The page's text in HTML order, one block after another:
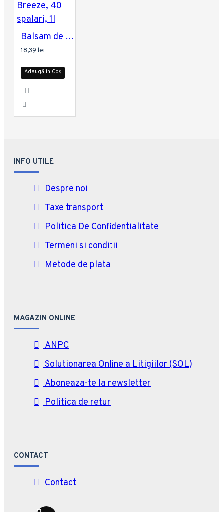
Balsam de rufe ultra concentrat Sano Gentle Breeze, 40 spalari, 1l
18,39 lei
Adaugă în Coș
INFO UTILE
Despre noi
Taxe transport
Politica De Confidentialitate
Termeni si conditii
Metode de plata
MAGAZIN ONLINE
ANPC
Solutionarea Online a Litigiilor (SOL)
Aboneaza-te la newsletter
Politica de retur
CONTACT
Contact